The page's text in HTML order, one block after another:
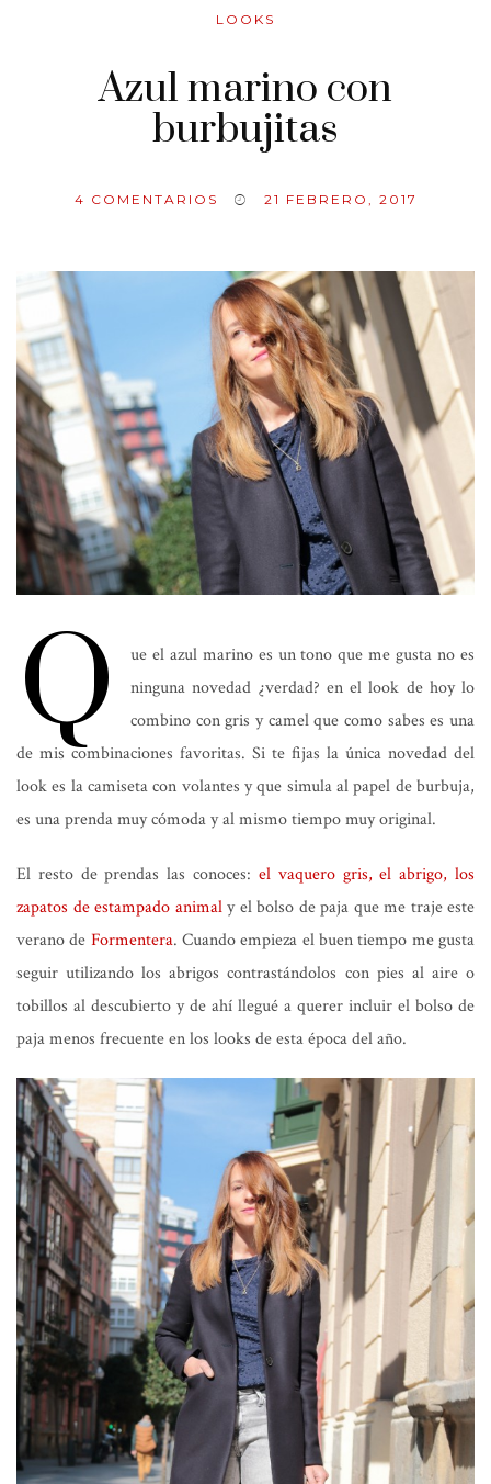
LOOKS
Azul marino con
burbujitas
4 COMENTARIOS 21 FEBRERO, 2017
Q
ue el azul marino es un tono que me gusta no es
ninguna novedad ¿verdad? en el look de hoy lo
combino con gris y camel que como sabes es una
de mis combinaciones favoritas. Si te fijas la única novedad del
look es la camiseta con volantes y que simula al papel de burbuja,
es una prenda muy cómoda y al mismo tiempo muy original.
El resto de prendas las conoces: el vaquero gris, el abrigo, los
zapatos de estampado animaly el bolso de paja que me traje este
verano de Formentera. Cuando empieza el buen tiempo me gusta
seguir utilizando los abrigos contrastándolos con pies al aire o
tobillos al descubierto y de ahí llegué a querer incluir el bolso de
paja menos frecuente en los looks de esta época del año.